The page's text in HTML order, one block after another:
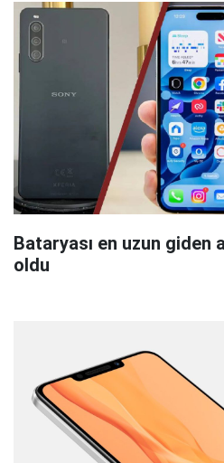
Bataryası en uzun giden
oldu